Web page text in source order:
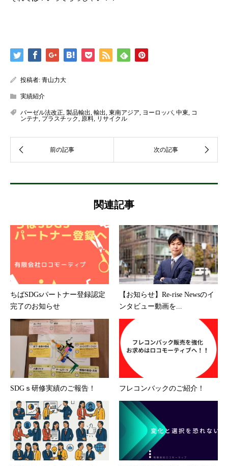
投稿者: 青山力大
実績紹介
バーゼル法改正 製品輸出 輸出 東南アジア ヨーロッパ, 中東
コ
ンテナ プラスチック 原料 リサイクル
関連記事
ちばSDGsパートナー登録認定
完了のお知らせ
【お知らせ】Re-rise Newsのイ
ンタビュー動画を...
SDGｓ研修実績のご報告！ フレコンバックのご紹介！